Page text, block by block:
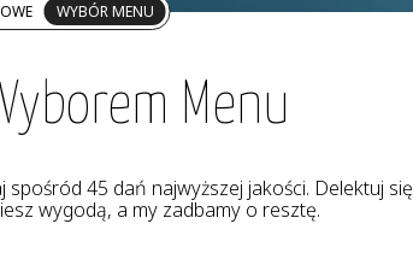
WYBÓR MENU
Menu
spośród 45 dań najwyższej jakości. Delektuj się
wygodą, a my zadbamy o resztę.